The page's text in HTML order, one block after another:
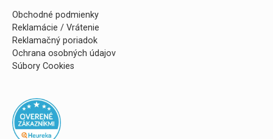
Obchodné podmienky
Reklamácie / Vrátenie
Reklamačný poriadok
Ochrana osobných údajov
Súbory Cookies